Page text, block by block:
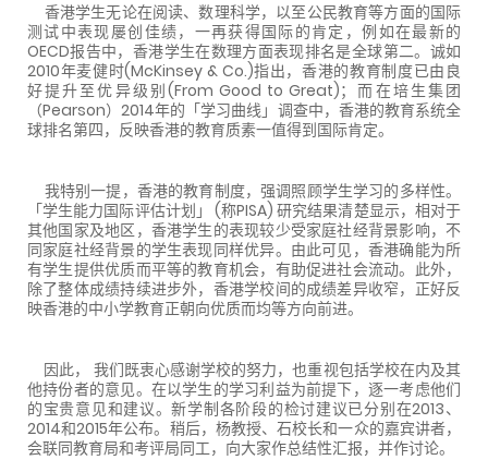
香港学生无论在阅读、数理科学，以至公民教育等方面的国际
测试中表现屡创佳绩，一再获得国际的肯定，例如在最新的
OECD报告中，香港学生在数理方面表现排名是全球第二。诚如
2010年麦健时(McKinsey & Co.)指出，香港的教育制度已由良
好提升至优异级别(From Good to Great)；而在培生集团
（Pearson）2014年的「学习曲线」调查中，香港的教育系统全
球排名第四，反映香港的教育质素一值得到国际肯定。
我特别一提，香港的教育制度，强调照顾学生学习的多样性。
「学生能力国际评估计划」 (称PISA) 研究结果清楚显示，相对于
其他国家及地区，香港学生的表现较少受家庭社经背景影响，不
同家庭社经背景的学生表现同样优异。由此可见，香港确能为所
有学生提供优质而平等的教育机会，有助促进社会流动。此外，
除了整体成绩持续进步外，香港学校间的成绩差异收窄，正好反
映香港的中小学教育正朝向优质而均等方向前进。
因此， 我们既衷心感谢学校的努力，也重视包括学校在内及其
他持份者的意见。在以学生的学习利益为前提下，逐一考虑他们
的宝贵意见和建议。新学制各阶段的检讨建议已分别在2013、
2014和2015年公布。稍后，杨教授、石校长和一众的嘉宾讲者，
会联同教育局和考评局同工，向大家作总结性汇报，并作讨论。